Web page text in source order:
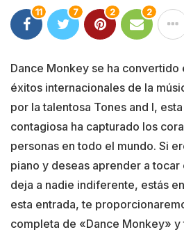
11 7 2 2
Dance Monkey se ha convertido
éxitos internacionales de la
por la talentosa Tones and I,
contagiosa ha capturado los
personas en todo el mundo. Si
piano y deseas aprender a tocar
deja a nadie indiferente, estás
esta entrada, te
completa de «Dance Monkey»